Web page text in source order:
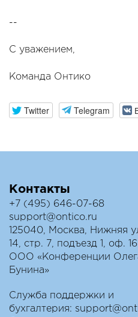
--
С уважением,
Команда Онтико
Twitter Telegram
Контакты
+7 (495) 646-07-68
support@ontico.ru
125040, Москва, Нижняя
14, стр. 7, подъезд 1, оф. 16
ООО «Конференции
Бунина»
Служба поддержки и
бухгалтерия: